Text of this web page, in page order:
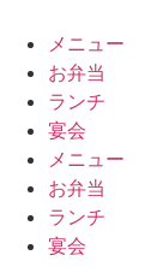
メニュー
お弁当
ランチ
宴会
メニュー
お弁当
ランチ
宴会